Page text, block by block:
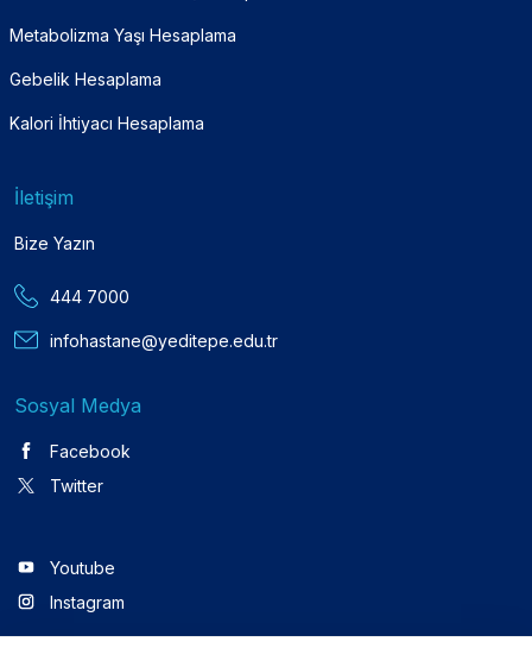
Metabolizma Yaşı Hesaplama
Gebelik Hesaplama
Kalori İhtiyacı Hesaplama
İletişim
Bize Yazın
444 7000
infohastane@yeditepe.edu.tr
Sosyal Medya
Facebook
Twitter
Youtube
Instagram